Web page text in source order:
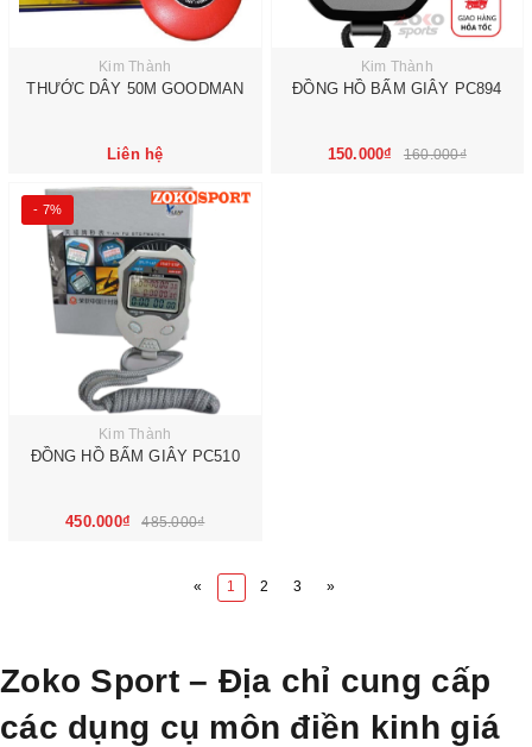
Kim Thành
THƯỚC DÂY 50M GOODMAN
Liên hệ
Kim Thành
ĐỒNG HỒ BẤM GIÂY PC894
150.000₫ 160.000₫
- 7%
Kim Thành
ĐỒNG HỒ BẤM GIÂY PC510
450.000₫ 485.000₫
« 1 2 3 »
Zoko Sport – Địa chỉ cung cấp
các dụng cụ môn điền kinh giá